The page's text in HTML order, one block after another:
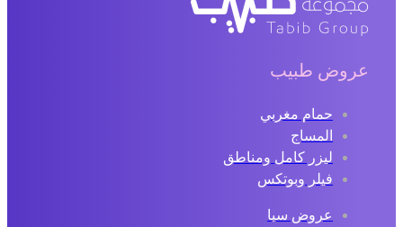
عروض طبيب
حمام مغربي
المساج
ليزر كامل ومناطق
فيلر وبوتكس
عروض سبا